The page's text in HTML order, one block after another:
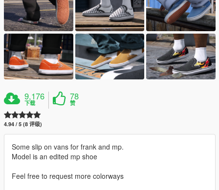
9,176
下载
78
赞
4.94 / 5 (8 评级)
Some slip on vans for frank and mp.
Model is an edited mp shoe
Feel free to request more colorways